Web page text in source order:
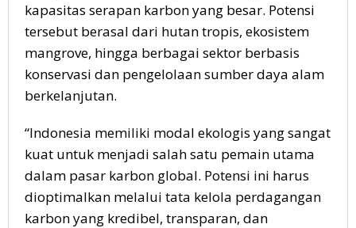
kapasitas serapan karbon yang besar. Potensi
tersebut berasal dari hutan tropis, ekosistem
mangrove, hingga berbagai sektor berbasis
konservasi dan pengelolaan sumber daya alam
berkelanjutan.
“Indonesia memiliki modal ekologis yang sangat
kuat untuk menjadi salah satu pemain utama
dalam pasar karbon global. Potensi ini harus
dioptimalkan melalui tata kelola perdagangan
karbon yang kredibel, transparan, dan